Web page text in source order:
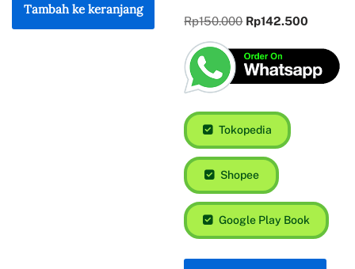
Tambah ke keranjang
Rp150.000 Rp142.500
Tokopedia
Shopee
Google Play Book